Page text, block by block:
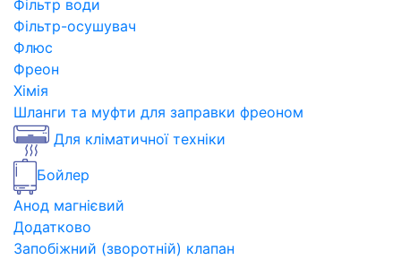
Фільтр води
Фільтр-осушувач
Флюс
Фреон
Хімія
Шланги та муфти для заправки фреоном
Для кліматичної техніки
Бойлер
Анод магнієвий
Додатково
Запобіжний (зворотній) клапан